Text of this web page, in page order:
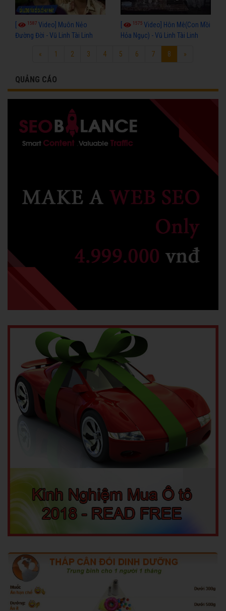
[ 1587 Video] Muôn Nẻo
Đường Đời - Vũ Linh Tài Linh
[ 1575 Video] Hôn Mê(Con Mồi
Hỏa Ngục) - Vũ Linh Tài Linh
« 1 2 3 4 5 6 7 8 »
QUẢNG CÁO